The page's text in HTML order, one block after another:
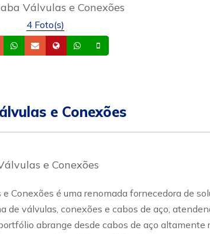
Válvulas e Conexões
4 Foto(s)
TelefoneWhatsapp
Email Site Whatsapp
e Conexões
e Conexões
Conexões é uma renomada fornecedora de
de válvulas, conexões e cabos de aço,
abrange desde cabos de aço